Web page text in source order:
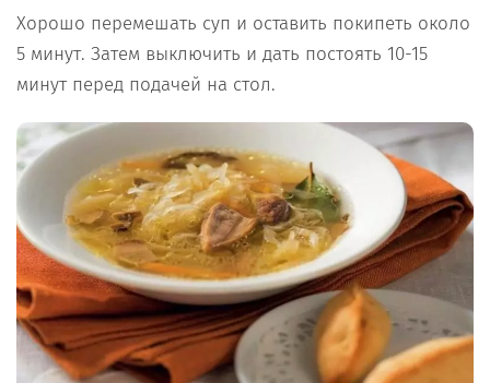
Хорошо перемешать суп и оставить покипеть около
5 минут. Затем выключить и дать постоять 10-15
минут перед подачей на стол.